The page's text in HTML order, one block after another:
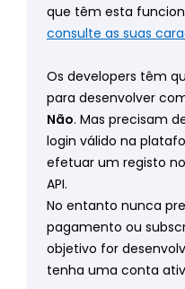
que têm esta
consulte as suas
Os developers têm
para desenvolver
Não. Mas precisam
login válido na
efetuar um registo
API.
No entanto nunca
pagamento ou
objetivo for
tenha uma conta